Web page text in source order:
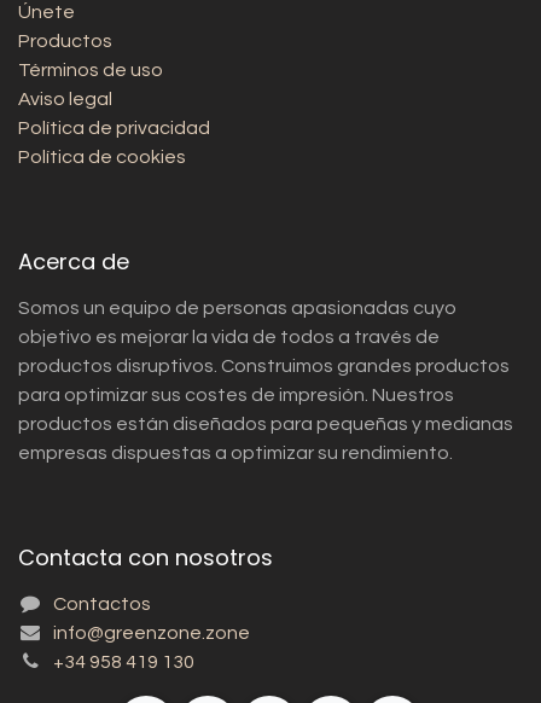
Únete
Productos
Términos de uso
Aviso legal
Política de privacidad
Política de cookies
Acerca de
Somos un equipo de personas apasionadas cuyo
objetivo es mejorar la vida de todos a través de
productos disruptivos. Construimos grandes productos
para optimizar sus costes de impresión. Nuestros
productos están diseñados para pequeñas y medianas
empresas dispuestas a optimizar su rendimiento.
Contacta con nosotros
Contactos
info@greenzone.zone
+34 958 419 130